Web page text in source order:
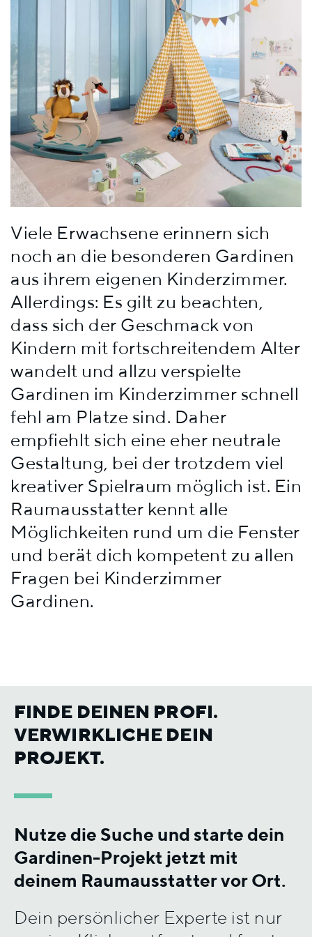
Viele Erwachsene erinnern sich
noch an die besonderen Gardinen
aus ihrem eigenen Kinderzimmer.
Allerdings: Es gilt zu beachten,
dass sich der Geschmack von
Kindern mit fortschreitendem Alter
wandelt und allzu verspielte
Gardinen im Kinderzimmer schnell
fehl am Platze sind. Daher
empfiehlt sich eine eher neutrale
Gestaltung, bei der trotzdem viel
kreativer Spielraum möglich ist. Ein
Raumausstatter kennt alle
Möglichkeiten rund um die Fenster
und berät dich kompetent zu allen
Fragen bei Kinderzimmer
Gardinen.
FINDE DEINEN PROFI.
VERWIRKLICHE DEIN
PROJEKT.
Nutze die Suche und starte dein
Gardinen-Projekt jetzt mit
deinem Raumausstatter vor Ort.
Dein persönlicher Experte ist nur